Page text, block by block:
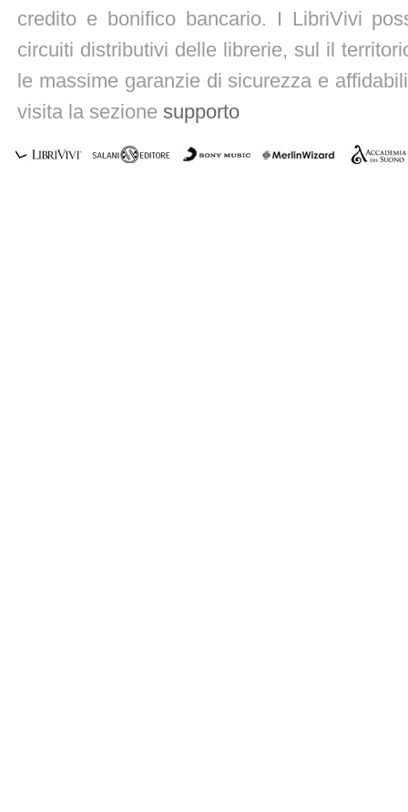
credito e bonifico bancario. I LibriVivi
circuiti distributivi delle librerie, sul il
le massime garanzie di sicurezza e
visita la sezione supporto